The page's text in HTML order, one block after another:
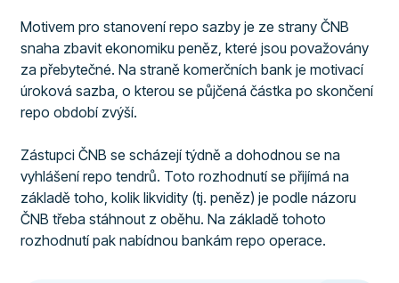
Motivem pro stanovení repo sazby je ze strany ČNB
snaha zbavit ekonomiku peněz, které jsou považovány
za přebytečné. Na straně komerčních bank je motivací
úroková sazba, o kterou se půjčená částka po skončení
repo období zvýší.
Zástupci ČNB se scházejí týdně a dohodnou se na
vyhlášení repo tendrů. Toto rozhodnutí se přijímá na
základě toho, kolik likvidity (tj. peněz) je podle názoru
ČNB třeba stáhnout z oběhu. Na základě tohoto
rozhodnutí pak nabídnou bankám repo operace.